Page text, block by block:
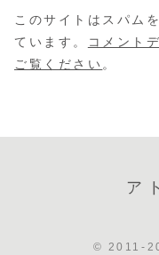
このサイトはスパム
ています。
コメント
ご覧ください 。
ア
© 2011-